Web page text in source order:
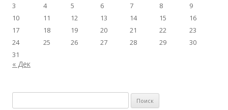
3
4 5 6 7 8
9
10
11 12 13 14 15
16
17
18 19 20 21 22
23
24
25 26 27 28 29
30
31
« Дек